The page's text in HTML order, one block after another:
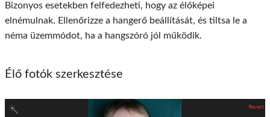
Bizonyos esetekben felfedezheti, hogy az élőképei
elnémulnak. Ellenőrizze a hangerő beállítását, és tiltsa le a
néma üzemmódot, ha a hangszóró jól működik.
Élő fotók szerkesztése